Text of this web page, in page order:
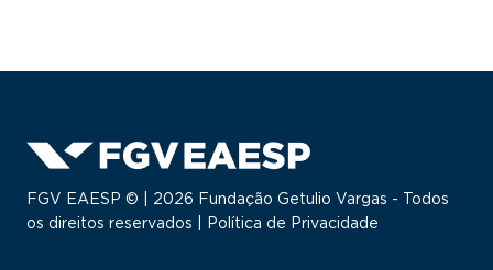
FGV EAESP © | 2026 Fundação Getulio Vargas - Todos
os direitos reservados |
Política de Privacidade